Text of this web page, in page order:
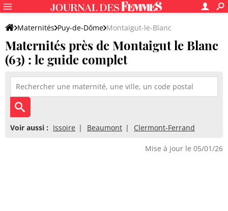
Maternités Puy-de-Dôme Montaigut-le-Blanc
Maternités près de Montaigut le Blanc
(63) : le guide complet
Voir aussi : Issoire Beaumont Clermont-Ferrand
Mise à jour le 05/01/26